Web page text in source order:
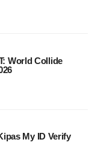
World Collide
My ID Verify